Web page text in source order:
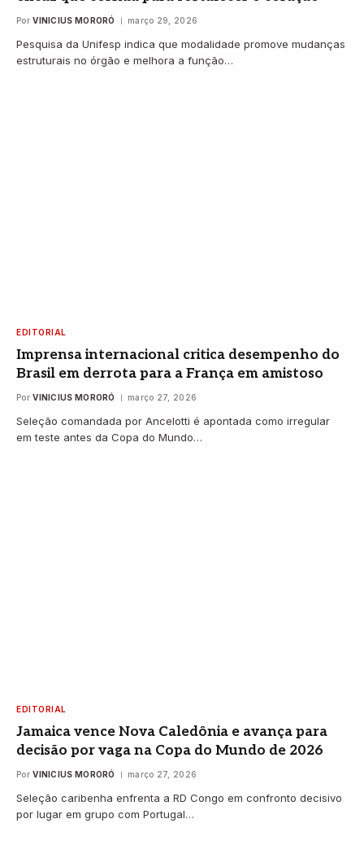
Por VINICIUS MORORÓ março 29, 2026
Pesquisa da Unifesp indica que modalidade promove mudanças
estruturais no órgão e melhora a função…
EDITORIAL
Imprensa internacional critica desempenho do
Brasil em derrota para a França em amistoso
Por VINICIUS MORORÓ março 27, 2026
Seleção comandada por Ancelotti é apontada como irregular
em teste antes da Copa do Mundo…
EDITORIAL
Jamaica vence Nova Caledônia e avança para
decisão por vaga na Copa do Mundo de 2026
Por VINICIUS MORORÓ março 27, 2026
Seleção caribenha enfrenta a RD Congo em confronto decisivo
por lugar em grupo com Portugal…